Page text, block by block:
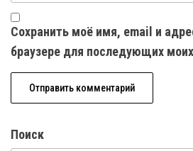
Сохранить моё имя, email и
браузере для последующих
Поиск